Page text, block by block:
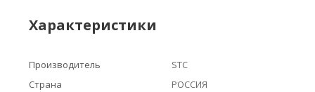
Характеристики
Производитель
STC
Страна
РОССИЯ